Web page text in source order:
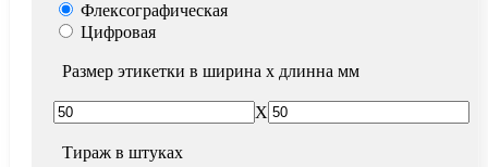
Флексографическая
Цифровая
Размер этикетки в ширина х длинна мм
X
Тираж в штуках